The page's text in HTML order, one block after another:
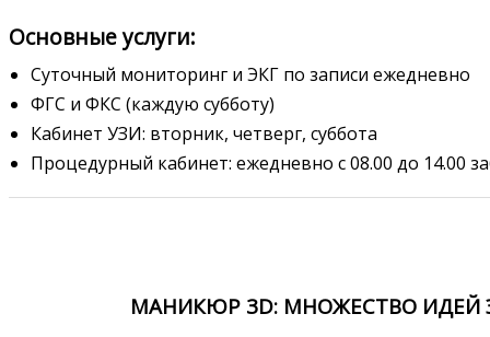
Основные услуги:
Суточный мониторинг и ЭКГ по записи ежедневно
ФГС и ФКС (каждую субботу)
Кабинет УЗИ: вторник, четверг, суббота
Процедурный кабинет: ежедневно с 08.00 до 14.00
МАНИКЮР 3D: МНОЖЕСТВО ИДЕЙ